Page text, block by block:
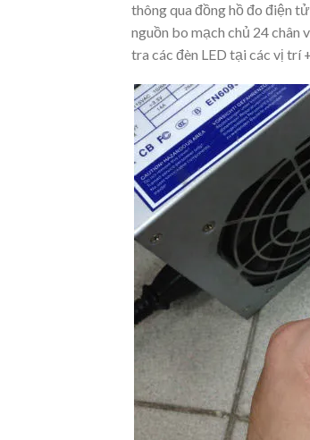
thông qua đồng hồ đo điện
nguồn bo mạch chủ 24 chân
tra các đèn LED tại các vị trí